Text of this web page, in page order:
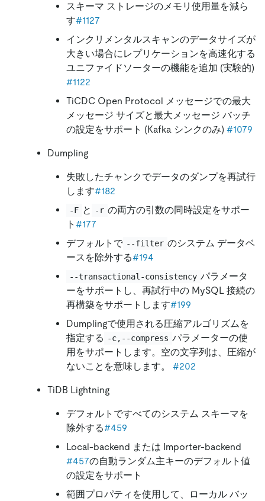
スキーマ ストレージのメモリ使用量を減ら
す#1127
インクリメンタルスキャンのデータサイズが
大きい場合にレプリケーションを高速化する
ユニファイドソーターの機能を追加 (実験的)
#1122
TiCDC Open Protocol メッセージでの最大
メッセージ サイズと最大メッセージ バッチ
の設定をサポート (Kafka シンクのみ) #1079
Dumpling
失敗したチャンクでデータのダンプを再試行
します#182
-F と -r の両方の引数の同時設定をサポー
ト #177
デフォルトで --filter のシステム データベ
ースを除外する#194
--transactional-consistency パラメータ
ーをサポートし、再試行中の MySQL 接続の
再構築をサポートします#199
Dumplingで使用される圧縮アルゴリズムを
指定する -c,--compress パラメーターの使
用をサポートします。空の文字列は、圧縮が
ないことを意味します。 #202
TiDB Lightning
デフォルトですべてのシステム スキーマを
除外する#459
Local-backend または Importer-backend
#457の自動ランダム主キーのデフォルト値
の設定をサポート
範囲プロパティを使用して、ローカル バッ